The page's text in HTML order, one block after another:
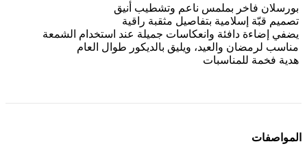
بورسلان فاخر بملمس ناعم وتشطيب أنيق
تصميم قبّة إسلامية بتفاصيل مثقبة راقية
يضفي إضاءة دافئة وانعكاسات جميلة عند استخدام الشمعة
مناسب لرمضان والعيد، ويليق بالديكور طوال العام
هدية فخمة للمناسبات
المواصفات